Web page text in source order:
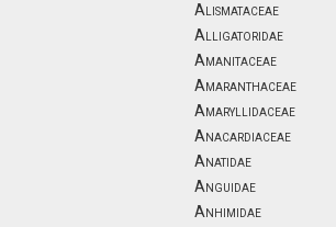
Alismataceae
Alligatoridae
Amanitaceae
Amaranthaceae
Amaryllidaceae
Anacardiaceae
Anatidae
Anguidae
Anhimidae